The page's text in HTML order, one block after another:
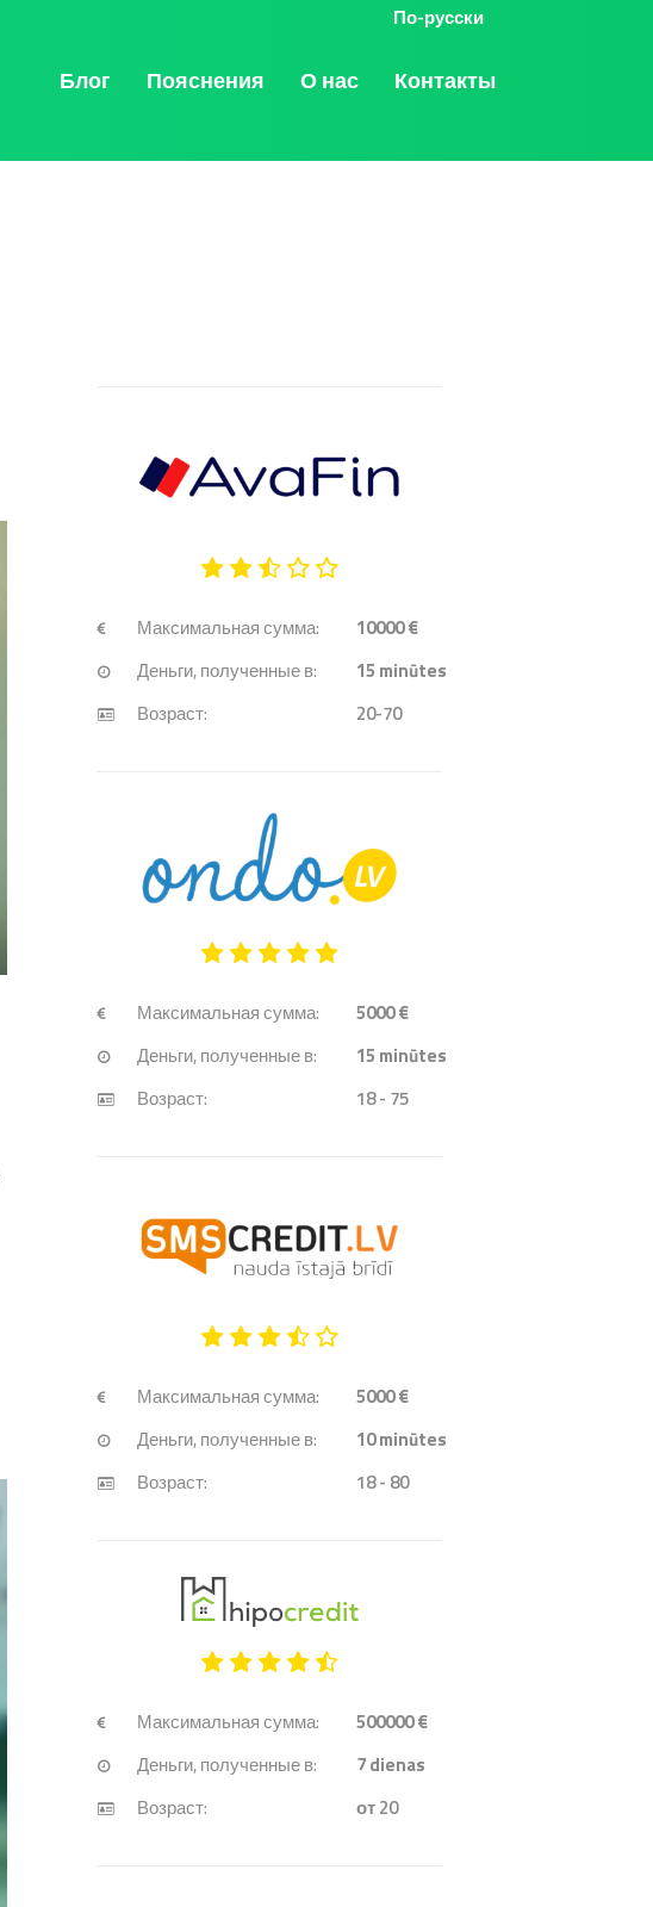
По-русски
Блог Пояснения О нас Контакты
Максимальная сумма:
10000 €
Деньги, полученные в:
15 minūtes
Возраст:
20-70
Максимальная сумма:
5000 €
Деньги, полученные в:
15 minūtes
Возраст:
18 - 75
Максимальная сумма:
5000 €
Деньги, полученные в:
10minūtes
Возраст:
18 - 80
Максимальная сумма:
500000 €
Деньги, полученные в:
7dienas
Возраст:
от 20